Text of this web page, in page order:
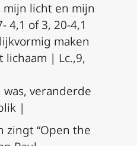
mijn licht en mijn
4,1 of 3, 20-4,1
maken
lichaam | Lc.,9,
veranderde
|
zingt “Open the